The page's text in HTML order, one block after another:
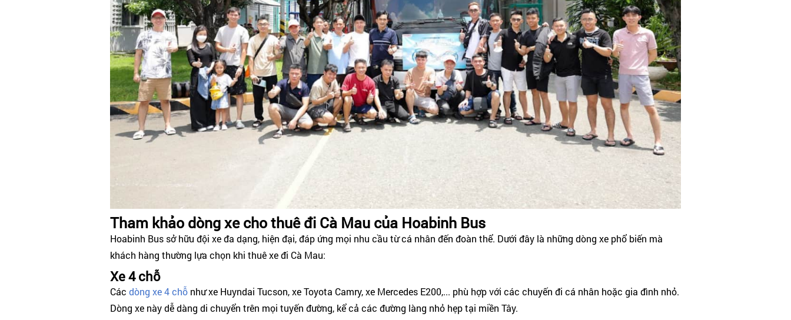
Tham khảo dòng xe cho thuê đi Cà Mau của Hoabinh Bus
Hoabinh Bus sở hữu đội xe đa dạng, hiện đại, đáp ứng mọi nhu cầu từ cá nhân đến đoàn thể. Dưới đây là những dòng xe phổ biến mà
khách hàng thường lựa chọn khi thuê xe đi Cà Mau:
Xe 4 chỗ
Các dòng xe 4 chỗ như xe Huyndai Tucson, xe Toyota Camry, xe Mercedes E200,... phù hợp với các chuyến đi cá nhân hoặc gia đình nhỏ.
Dòng xe này dễ dàng di chuyển trên mọi tuyến đường, kể cả các đường làng nhỏ hẹp tại miền Tây.